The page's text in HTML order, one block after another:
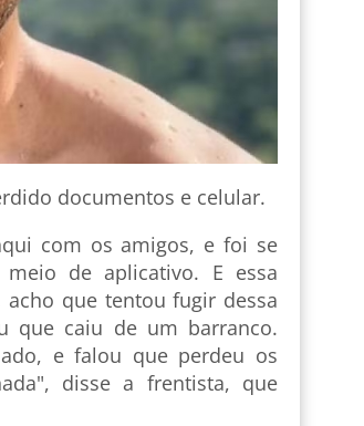
documentos e celular.
com os amigos, e foi se
de aplicativo. E essa
que tentou fugir dessa
que caiu de um barranco.
e falou que perdeu os
disse a frentista, que